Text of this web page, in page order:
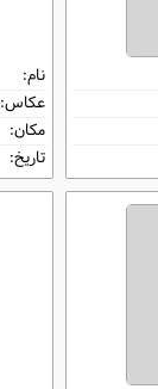
نام:
عکاس:
مکان:
تاریخ: